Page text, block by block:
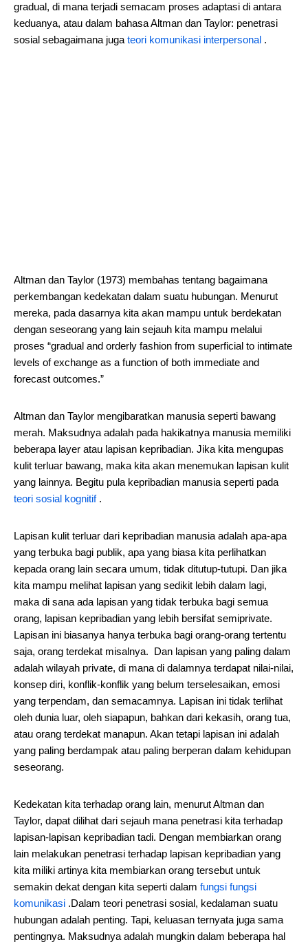
gradual, di mana terjadi semacam proses adaptasi di antara
keduanya, atau dalam bahasa Altman dan Taylor: penetrasi
sosial sebagaimana juga teori komunikasi interpersonal .
Altman dan Taylor (1973) membahas tentang bagaimana
perkembangan kedekatan dalam suatu hubungan. Menurut
mereka, pada dasarnya kita akan mampu untuk berdekatan
dengan seseorang yang lain sejauh kita mampu melalui
proses “gradual and orderly fashion from superficial to intimate
levels of exchange as a function of both immediate and
forecast outcomes.”
Altman dan Taylor mengibaratkan manusia seperti bawang
merah. Maksudnya adalah pada hakikatnya manusia memiliki
beberapa layer atau lapisan kepribadian. Jika kita mengupas
kulit terluar bawang, maka kita akan menemukan lapisan kulit
yang lainnya. Begitu pula kepribadian manusia seperti pada
teori sosial kognitif.
Lapisan kulit terluar dari kepribadian manusia adalah apa-apa
yang terbuka bagi publik, apa yang biasa kita perlihatkan
kepada orang lain secara umum, tidak ditutup-tutupi. Dan jika
kita mampu melihat lapisan yang sedikit lebih dalam lagi,
maka di sana ada lapisan yang tidak terbuka bagi semua
orang, lapisan kepribadian yang lebih bersifat semiprivate.
Lapisan ini biasanya hanya terbuka bagi orang-orang tertentu
saja, orang terdekat misalnya. Dan lapisan yang paling dalam
adalah wilayah private, di mana di dalamnya terdapat nilai-nilai,
konsep diri, konflik-konflik yang belum terselesaikan, emosi
yang terpendam, dan semacamnya. Lapisan ini tidak terlihat
oleh dunia luar, oleh siapapun, bahkan dari kekasih, orang tua,
atau orang terdekat manapun. Akan tetapi lapisan ini adalah
yang paling berdampak atau paling berperan dalam kehidupan
seseorang.
Kedekatan kita terhadap orang lain, menurut Altman dan
Taylor, dapat dilihat dari sejauh mana penetrasi kita terhadap
lapisan-lapisan kepribadian tadi. Dengan membiarkan orang
lain melakukan penetrasi terhadap lapisan kepribadian yang
kita miliki artinya kita membiarkan orang tersebut untuk
semakin dekat dengan kita seperti dalam fungsi fungsi
komunikasi .Dalam teori penetrasi sosial, kedalaman suatu
hubungan adalah penting. Tapi, keluasan ternyata juga sama
pentingnya. Maksudnya adalah mungkin dalam beberapa hal